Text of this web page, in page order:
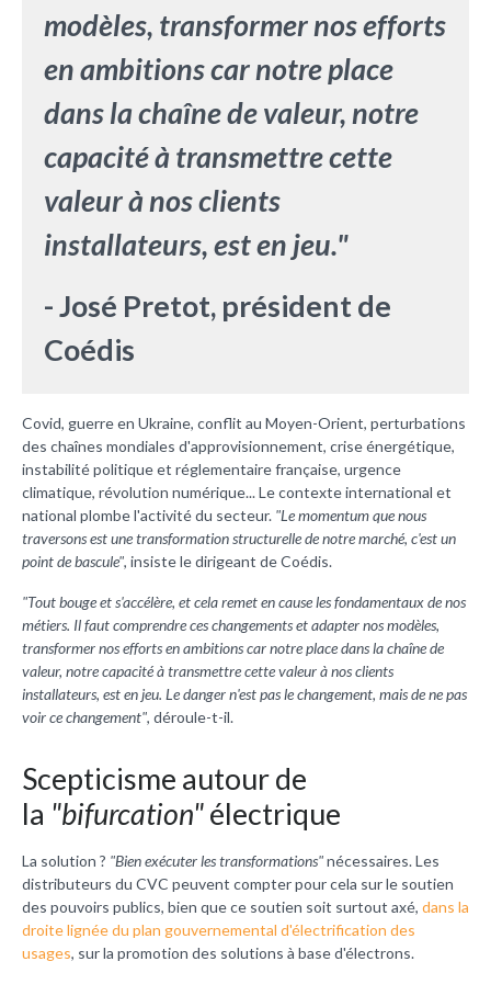
modèles, transformer nos efforts
en ambitions car notre place
dans la chaîne de valeur, notre
capacité à transmettre cette
valeur à nos clients
installateurs, est en jeu."
- José Pretot, président de
Coédis
Covid, guerre en Ukraine, conflit au Moyen-Orient, perturbations
des chaînes mondiales d'approvisionnement, crise énergétique,
instabilité politique et réglementaire française, urgence
climatique, révolution numérique... Le contexte international et
national plombe l'activité du secteur. "Le momentum que nous
traversons est une transformation structurelle de notre marché, c'est un
point de bascule", insiste le dirigeant de Coédis.
"Tout bouge et s'accélère, et cela remet en cause les fondamentaux de nos
métiers. Il faut comprendre ces changements et adapter nos modèles,
transformer nos efforts en ambitions car notre place dans la chaîne de
valeur, notre capacité à transmettre cette valeur à nos clients
installateurs, est en jeu. Le danger n'est pas le changement, mais de ne pas
voir ce changement", déroule-t-il.
Scepticisme autour de
la "bifurcation"électrique
La solution ? "Bien exécuter les transformations"nécessaires.Les
distributeurs du CVC peuvent compter pour cela sur le soutien
des pouvoirs publics, bien que ce soutien soit surtout axé, dans la
droite lignée du plan gouvernemental d'électrification des
usages, sur la promotion des solutions à base d'électrons.